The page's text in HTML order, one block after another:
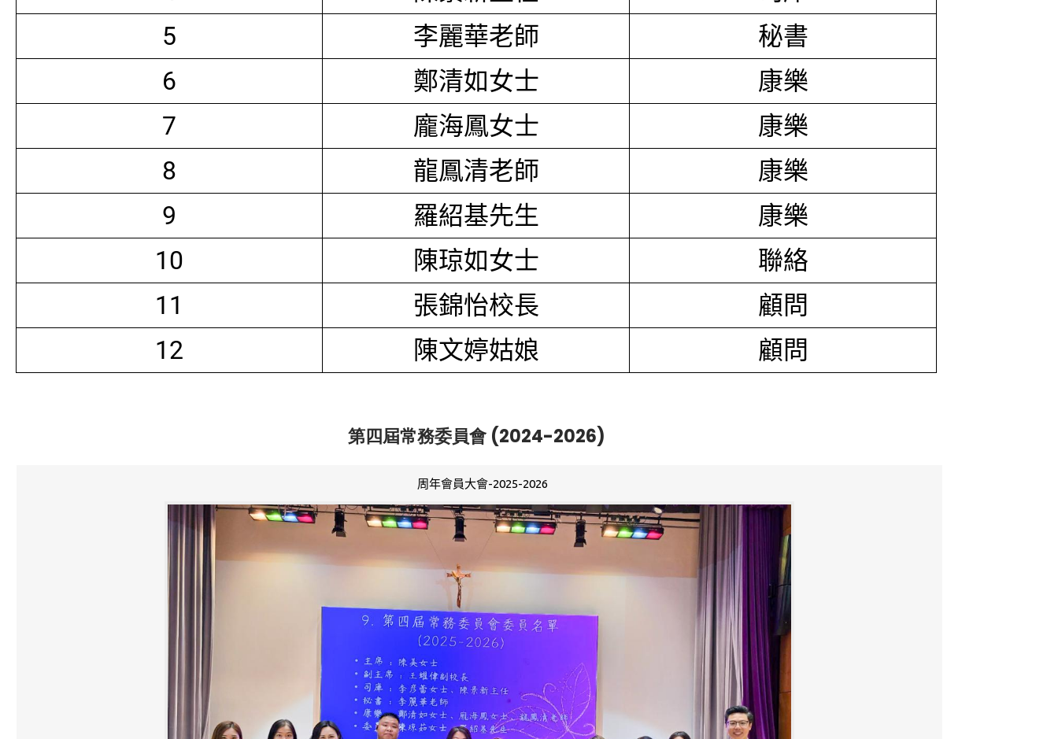
5
李麗華老師
秘書
6
鄭清如女士
康樂
7
龐海鳳女士
康樂
8
龍鳳清老師
康樂
9
羅紹基先生
康樂
10
陳琼如女士
聯絡
11
張錦怡校長
顧問
12
陳文婷姑娘 顧問
第四屆常務委員會 (2024-2026)
周年會員大會-2025-2026